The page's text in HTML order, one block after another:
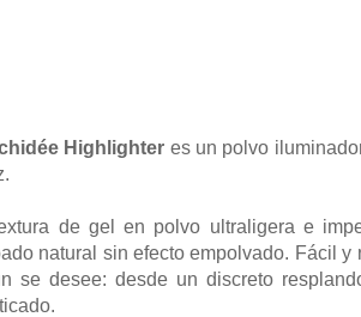
Highlighter es un polvo
de gel en polvo ultraligera e
natural sin efecto empolvado. Fácil
se desee: desde un discreto